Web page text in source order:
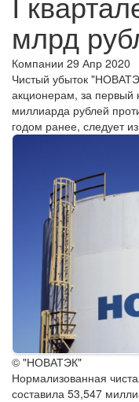
млрд
Компании 29 Апр 2020
Чистый убыток
акционерам, за первый
миллиарда рублей
годом ранее, следует
© "НОВАТЭК"
Нормализованная
составила 53,547